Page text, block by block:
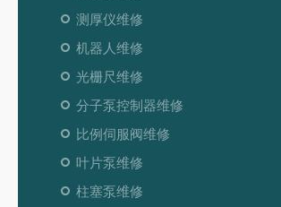
测厚仪维修
机器人维修
光栅尺维修
分子泵控制器维修
比例伺服阀维修
叶片泵维修
柱塞泵维修